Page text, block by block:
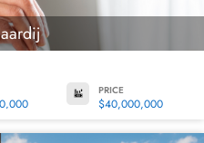
PRICE
$40,000,000